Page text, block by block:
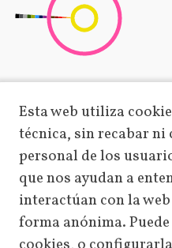
SHAME
Esta web utiliza
técnica, sin recabar ni
personal de los
que nos ayudan a
interactúan con la
forma anónima.